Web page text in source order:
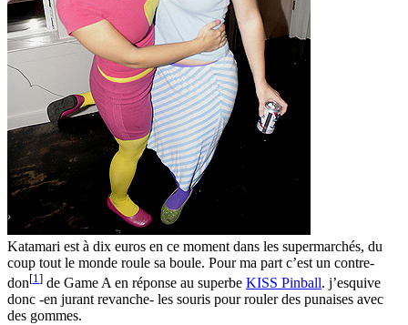
Katamari est à dix euros en ce moment dans les supermarchés, du
coup tout le monde roule sa boule. Pour ma part c’est un contre-
don[1] de Game A en réponse au superbe KISS Pinball. j’esquive
donc -en jurant revanche- les souris pour rouler des punaises avec
des gommes.